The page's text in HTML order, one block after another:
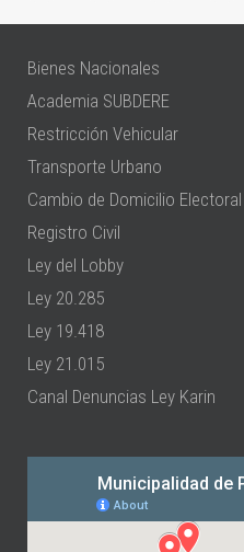
Bienes Nacionales
Academia SUBDERE
Restricción Vehicular
Transporte Urbano
Cambio de Domicilio Electoral
Registro Civil
Ley del Lobby
Ley 20.285
Ley 19.418
Ley 21.015
Canal Denuncias Ley Karin